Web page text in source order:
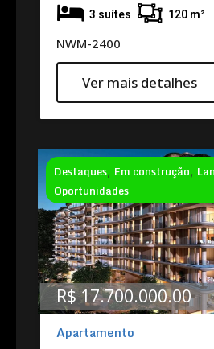
3 suítes 120 m²
NWM-2400
Ver mais detalhes
Destaques, Em construção,
Oportunidades
R$ 17.700.000.00
Apartamento